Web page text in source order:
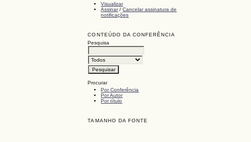
Visualizar
Assinar/Cancelar assinatura de
notificações
CONTEÚDO DA CONFERÊNCIA
Pesquisa
Procurar
Por Conferência
Por Autor
Por título
TAMANHO DA FONTE